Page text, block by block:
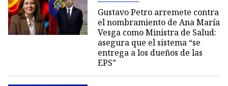
Gustavo Petro arremete contra
el nombramiento de Ana María
Vesga como Ministra de Salud:
asegura que el sistema “se
entrega a los dueños de las
EPS”